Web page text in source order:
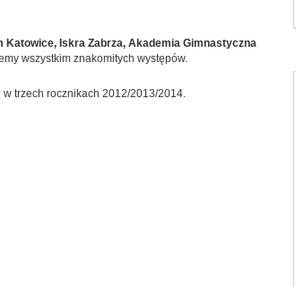
Katowice, Iskra Zabrza, Akademia Gimnastyczna
wszystkim znakomitych występów.
trzech rocznikach 2012/2013/2014.